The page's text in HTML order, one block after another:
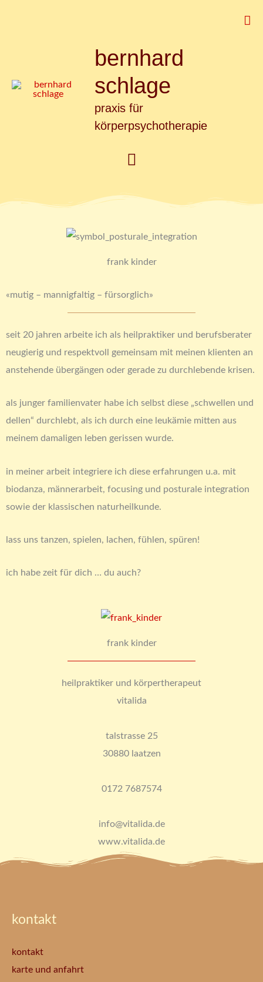
bernhard
schlage
praxis für
körperpsychotherapie
Hauptmenü
frank kinder
«mutig – mannigfaltig – fürsorglich»
seit 20 jahren arbeite ich als heilpraktiker und berufsberater
neugierig und respektvoll gemeinsam mit meinen klienten an
anstehende übergängen oder gerade zu durchlebende krisen.
als junger familienvater habe ich selbst diese „schwellen und
dellen“ durchlebt, als ich durch eine leukämie mitten aus
meinem damaligen leben gerissen wurde.
in meiner arbeit integriere ich diese erfahrungen u.a. mit
biodanza, männerarbeit, focusing und posturale integration
sowie der klassischen naturheilkunde.
lass uns tanzen, spielen, lachen, fühlen, spüren!
ich habe zeit für dich … du auch?
frank kinder
heilpraktiker und körpertherapeut
vitalida
talstrasse 25
30880 laatzen
0172 7687574
info@vitalida.de
www.vitalida.de
kontakt
kontakt
karte und anfahrt